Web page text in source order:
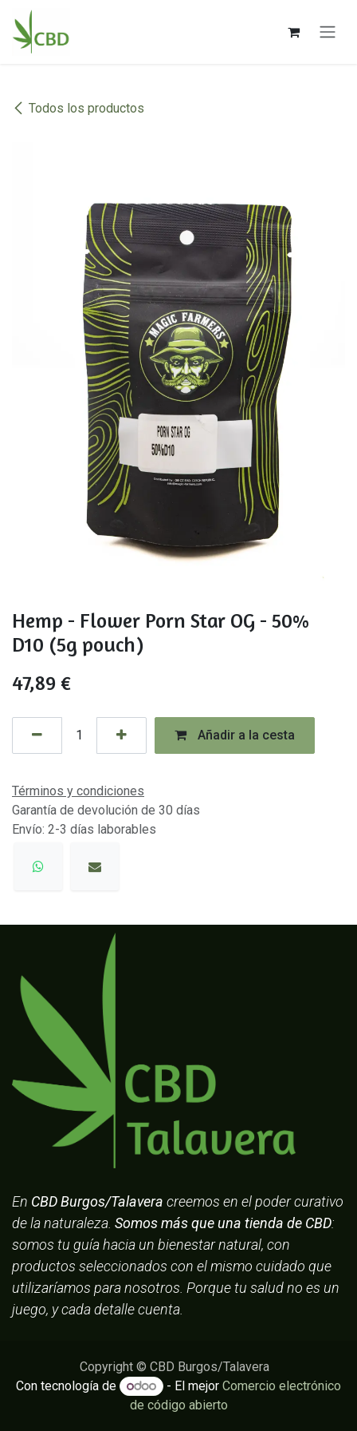
Ir al contenido
Todos los productos
Hemp - Flower Porn Star OG - 50%
D10 (5g pouch)
47,89 €
Añadir a la cesta
Términos y condiciones
Garantía de devolución de 30 días
Envío: 2-3 días laborables
En CBD Burgos/Talavera creemos en el poder curativo
de la naturaleza. Somos más que una tienda de CBD:
somos tu guía hacia un bienestar natural, con
productos seleccionados con el mismo cuidado que
utilizaríamos para nosotros. Porque tu salud no es un
juego, y cada detalle cuenta.
Copyright © CBD Burgos/Talavera
Con tecnología de
- El mejor Comercio electrónico
de código abierto